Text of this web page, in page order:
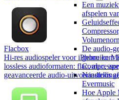
Een
afspelen
De audio-
gebruiken:
Naadloos
Evermusic
Hoe Apple
Flacbox
Hi-res audiospeler voor iPhone en
lossless audioformaten: flac, alac,
geavanceerde audio-